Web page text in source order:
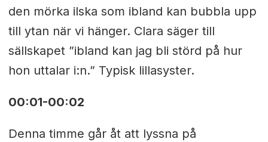
den mörka ilska som ibland kan bubbla upp
till ytan när vi hänger. Clara säger till
sällskapet ”ibland kan jag bli störd på hur
hon uttalar i:n.” Typisk lillasyster.
00:01-00:02
Denna timme går åt att lyssna på